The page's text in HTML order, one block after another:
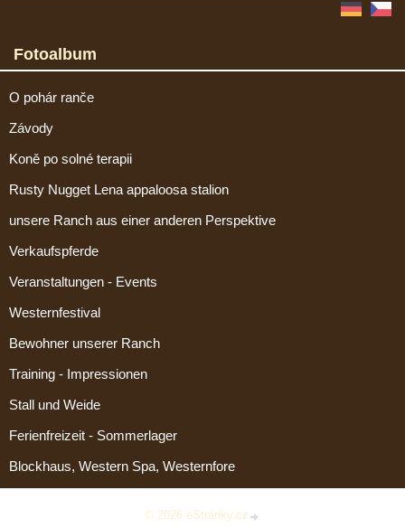
Fotoalbum
O pohár ranče
Závody
Koně po solné terapii
Rusty Nugget Lena appaloosa stalion
unsere Ranch aus einer anderen Perspektive
Verkaufspferde
Veranstaltungen - Events
Westernfestival
Bewohner unserer Ranch
Training - Impressionen
Stall und Weide
Ferienfreizeit - Sommerlager
Blockhaus, Western Spa, Westernfore
© 2026 eStránky.cz